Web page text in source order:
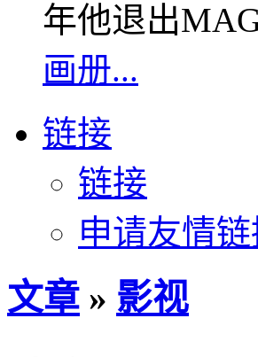
年他退出
画册...
链接
链接
申请友情
文章 » 影视